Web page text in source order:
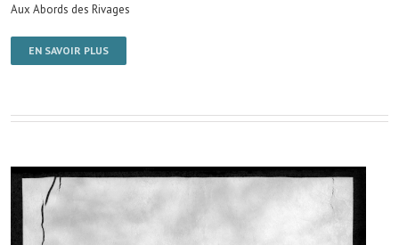
Aux Abords des Rivages
EN SAVOIR PLUS